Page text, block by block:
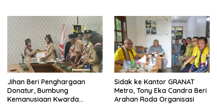
Jihan Beri Penghargaan
Donatur, Bumbung
Kemanusiaan Kwarda
‎Sidak ke Kantor GRANAT
Metro, Tony Eka Candra Beri
Arahan Roda Organisasi